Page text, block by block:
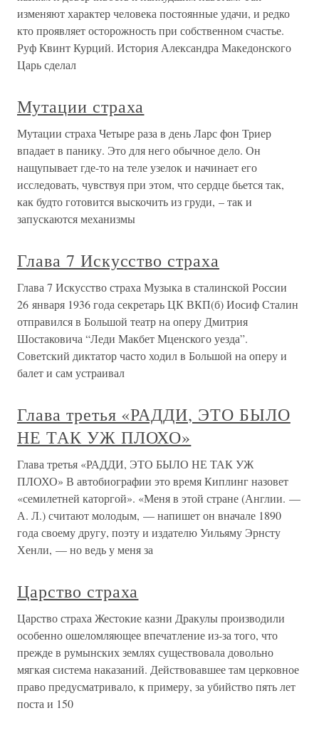
изменяют характер человека постоянные удачи, и редко
кто проявляет осторожность при собственном счастье.
Руф Квинт Курций. История Александра Македонского
Царь сделал
Мутации страха
Мутации страха Четыре раза в день Ларс фон Триер
впадает в панику. Это для него обычное дело. Он
нащупывает где-то на теле узелок и начинает его
исследовать, чувствуя при этом, что сердце бьется так,
как будто готовится выскочить из груди, – так и
запускаются механизмы
Глава 7 Искусство страха
Глава 7 Искусство страха Музыка в сталинской России
26 января 1936 года секретарь ЦК ВКП(б) Иосиф Сталин
отправился в Большой театр на оперу Дмитрия
Шостаковича “Леди Макбет Мценского уезда”.
Советский диктатор часто ходил в Большой на оперу и
балет и сам устраивал
Глава третья «РАДДИ, ЭТО БЫЛО
НЕ ТАК УЖ ПЛОХО»
Глава третья «РАДДИ, ЭТО БЫЛО НЕ ТАК УЖ
ПЛОХО» В автобиографии это время Киплинг назовет
«семилетней каторгой». «Меня в этой стране (Англии. —
А. Л.) считают молодым, — напишет он вначале 1890
года своему другу, поэту и издателю Уильяму Эрнсту
Хенли, — но ведь у меня за
Царство страха
Царство страха Жестокие казни Дракулы производили
особенно ошеломляющее впечатление из-за того, что
прежде в румынских землях существовала довольно
мягкая система наказаний. Действовавшее там церковное
право предусматривало, к примеру, за убийство пять лет
поста и 150